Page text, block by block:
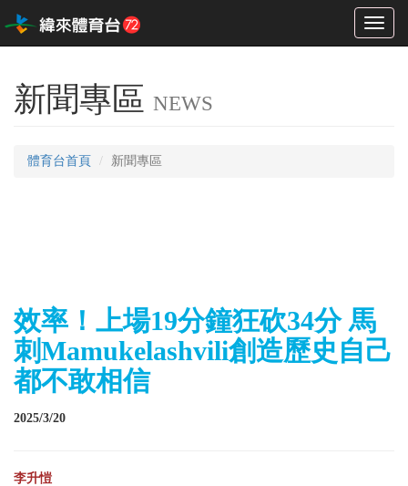
Toggle
新聞專區 NEWS
體育台首頁 新聞專區
效率！上場19分鐘狂砍34分 馬
刺Mamukelashvili創造歷史自己
都不敢相信
2025/3/20
李升愷